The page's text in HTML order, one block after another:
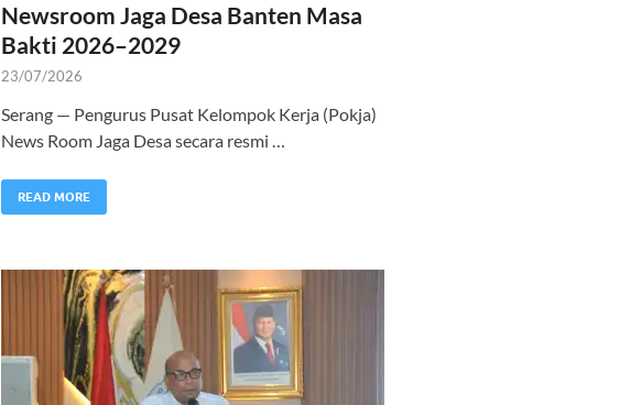
Newsroom Jaga Desa Banten Masa
Bakti 2026–2029
23/07/2026
Serang — Pengurus Pusat Kelompok Kerja (Pokja)
News Room Jaga Desa secara resmi …
READ MORE